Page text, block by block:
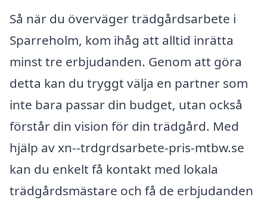
Så när du överväger trädgårdsarbete i
Sparreholm, kom ihåg att alltid inrätta
minst tre erbjudanden. Genom att göra
detta kan du tryggt välja en partner som
inte bara passar din budget, utan också
förstår din vision för din trädgård. Med
hjälp av xn--trdgrdsarbete-pris-mtbw.se
kan du enkelt få kontakt med lokala
trädgårdsmästare och få de erbjudanden